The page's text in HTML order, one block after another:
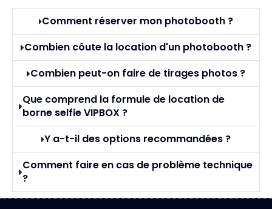
Comment réserver mon photobooth ?
Combien côute la location d'un photobooth ?
Combien peut-on faire de tirages photos ?
Que comprend la formule de location de
borne selfie VIPBOX ?
Y a-t-il des options recommandées ?
Comment faire en cas de problème technique
?